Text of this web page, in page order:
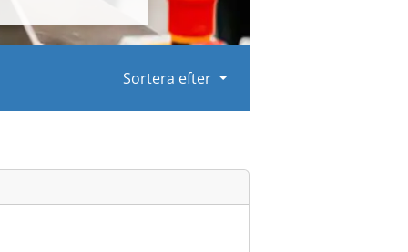
Sortera efter